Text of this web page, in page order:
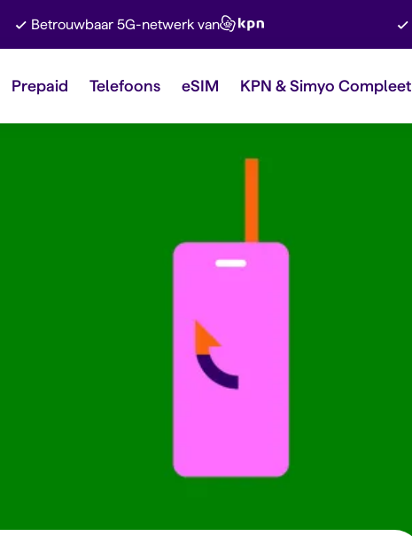
Betrouwbaar 5G-netwerk van
Prepaid Telefoons eSIM KPN & Simyo Compleet